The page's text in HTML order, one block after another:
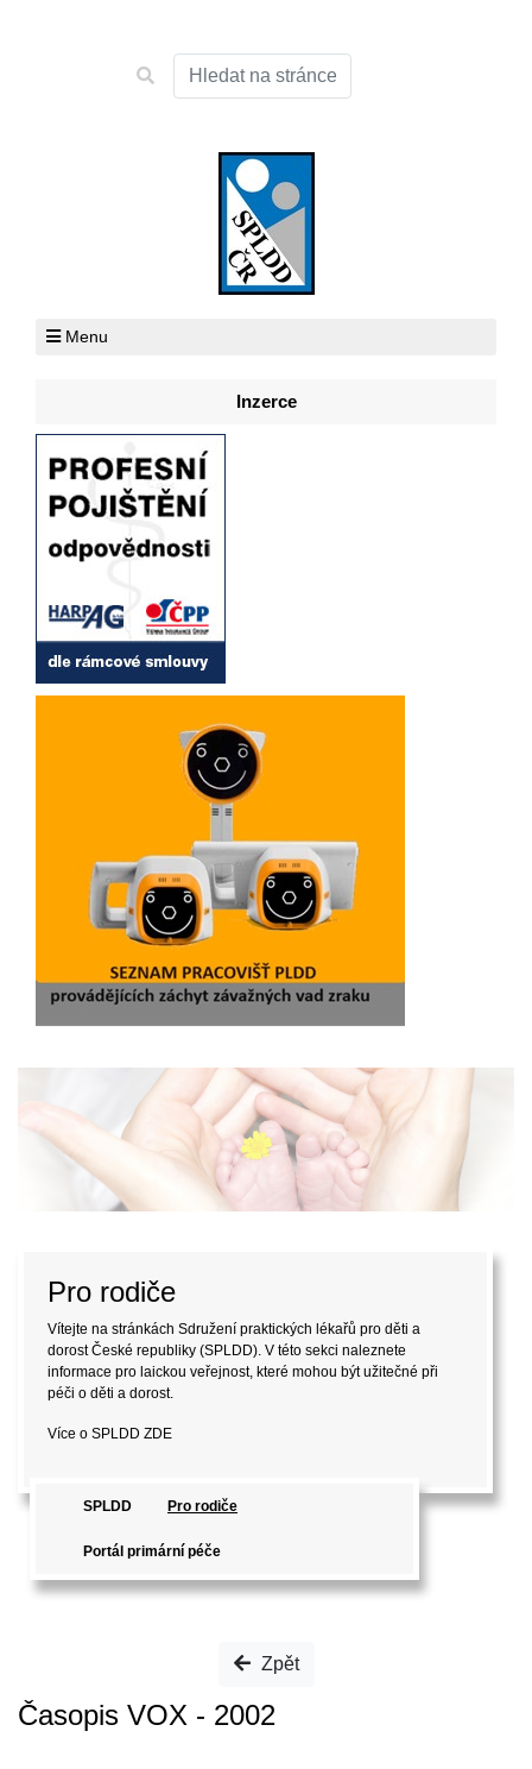
Menu
Inzerce
Pro rodiče
Vítejte na stránkách Sdružení praktických lékařů pro děti a
dorost České republiky (SPLDD). V této sekci naleznete
informace pro laickou veřejnost, které mohou být užitečné při
péči o děti a dorost.
Více o SPLDD ZDE
SPLDD Pro rodiče
Portál primární péče
Zpět
Časopis VOX - 2002